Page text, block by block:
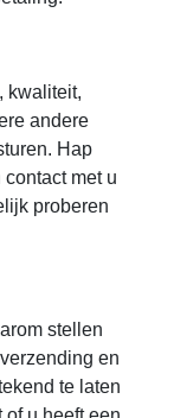
kwaliteit,
andere
Hap
met u
proberen
stellen
en
te laten